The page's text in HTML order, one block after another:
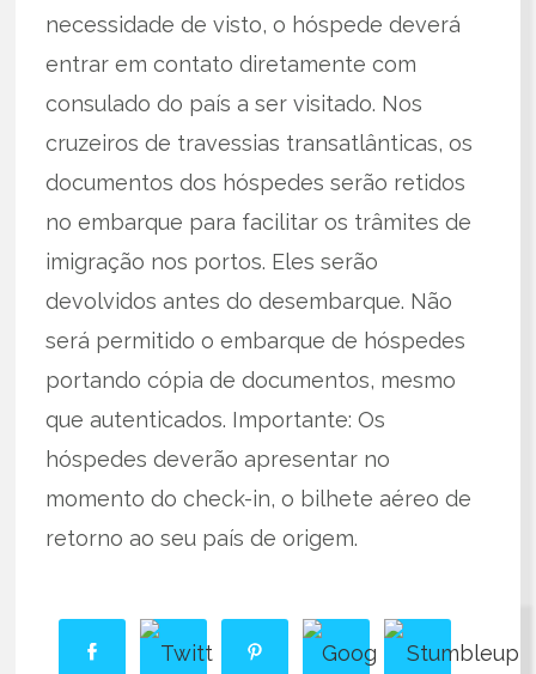
necessidade de visto, o hóspede deverá
entrar em contato diretamente com
consulado do país a ser visitado. Nos
cruzeiros de travessias transatlânticas, os
documentos dos hóspedes serão retidos
no embarque para facilitar os trâmites de
imigração nos portos. Eles serão
devolvidos antes do desembarque. Não
será permitido o embarque de hóspedes
portando cópia de documentos, mesmo
que autenticados. Importante: Os
hóspedes deverão apresentar no
momento do check-in, o bilhete aéreo de
retorno ao seu país de origem.